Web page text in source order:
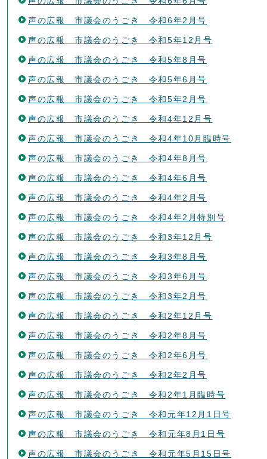
声の広報 市議会のうごき 令和6年2月号
声の広報 市議会のうごき 令和5年12月号
声の広報 市議会のうごき 令和5年8月号
声の広報 市議会のうごき 令和5年6月号
声の広報 市議会のうごき 令和5年2月号
声の広報 市議会のうごき 令和4年12月号
声の広報 市議会のうごき 令和4年10月臨時号
声の広報 市議会のうごき 令和4年8月号
声の広報 市議会のうごき 令和4年6月号
声の広報 市議会のうごき 令和4年2月号
声の広報 市議会のうごき 令和4年2月特別号
声の広報 市議会のうごき 令和3年12月号
声の広報 市議会のうごき 令和3年8月号
声の広報 市議会のうごき 令和3年6月号
声の広報 市議会のうごき 令和3年2月号
声の広報 市議会のうごき 令和2年12月号
声の広報 市議会のうごき 令和2年8月号
声の広報 市議会のうごき 令和2年6月号
声の広報 市議会のうごき 令和2年2月号
声の広報 市議会のうごき 令和2年1月臨時号
声の広報 市議会のうごき 令和元年12月1日号
声の広報 市議会のうごき 令和元年8月1日号
声の広報 市議会のうごき 令和元年5月15日号